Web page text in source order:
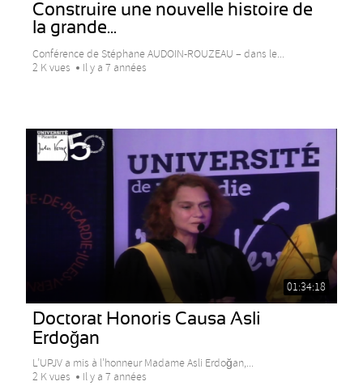
Construire une nouvelle histoire de
la grande...
Conférence de Stéphane AUDOIN-ROUZEAU – dans le...
2 K vues
Il y a 7 années
01:34:18
Doctorat Honoris Causa Asli
Erdoğan
L’UPJV a mis à l’honneur Madame Asli Erdoğan,...
2 K vues
Il y a 7 années